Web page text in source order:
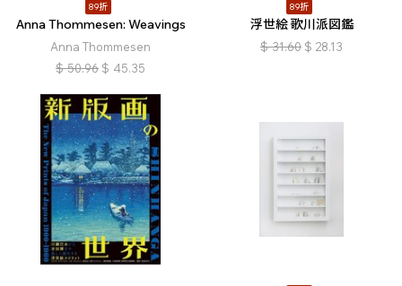
89折
Anna Thommesen: Weavings
Anna Thommesen
$ 50.96 $ 45.35
89折
浮世絵 歌川派図鑑
$ 31.60 $ 28.13